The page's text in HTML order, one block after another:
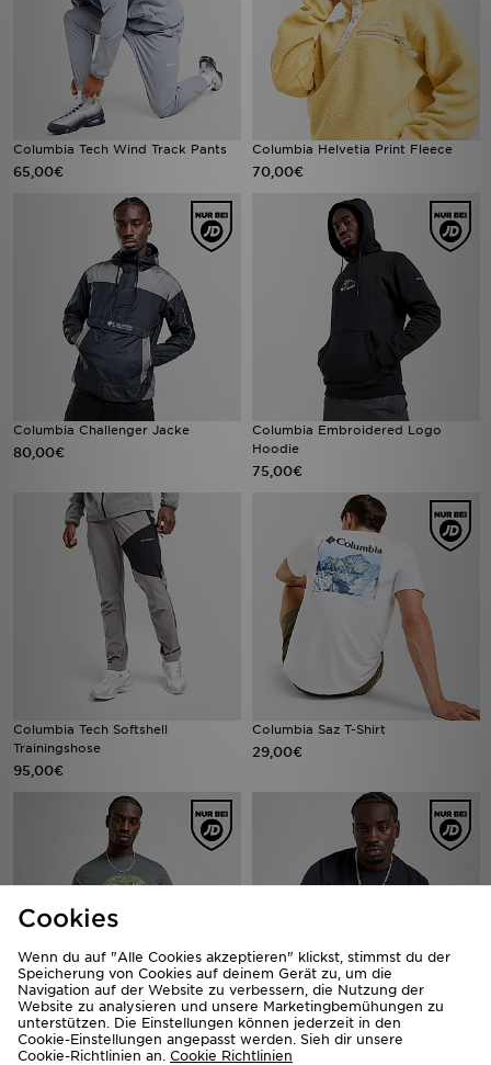
Columbia Tech Wind Track Pants
65,00€
Columbia Helvetia Print Fleece
70,00€
Columbia Challenger Jacke
80,00€
Columbia Embroidered Logo
Hoodie
75,00€
Columbia Tech Softshell
Trainingshose
95,00€
Columbia Saz T-Shirt
29,00€
Columbia Global T-Shirt
29,00€
Columbia Points T-Shirt
29,00€
Cookies
Wenn du auf "Alle Cookies akzeptieren" klickst, stimmst du der
Speicherung von Cookies auf deinem Gerät zu, um die
Navigation auf der Website zu verbessern, die Nutzung der
Website zu analysieren und unsere Marketingbemühungen zu
unterstützen. Die Einstellungen können jederzeit in den
Cookie-Einstellungen angepasst werden. Sieh dir unsere
Cookie-Richtlinien an. Cookie Richtlinien